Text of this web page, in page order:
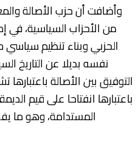
وأضافت أن حزب الأصالة
من الأحزاب السياسية، في
الحزبي وبناء تنظيم
نفسه بديلا عن التاريخ
التوفيق بين الأصالة باعتبارها
باعتبارها انفتاحا على قيم
المستدامة، وهو ما